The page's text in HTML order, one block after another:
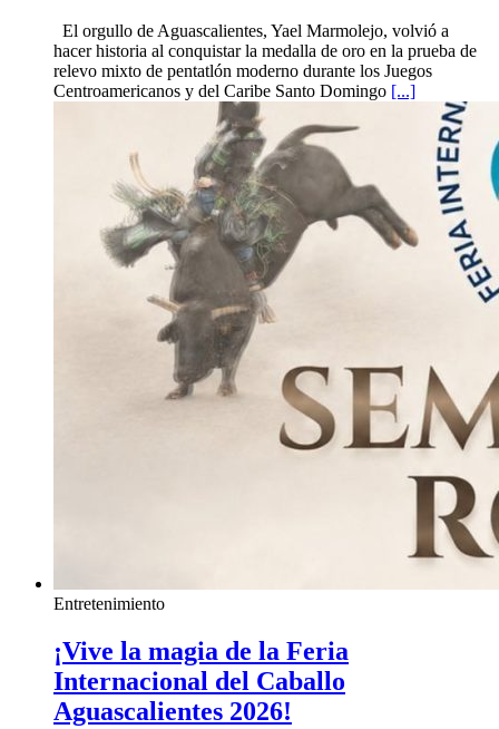
El orgullo de Aguascalientes, Yael Marmolejo, volvió a
hacer historia al conquistar la medalla de oro en la prueba de
relevo mixto de pentatlón moderno durante los Juegos
Centroamericanos y del Caribe Santo Domingo [...]
Entretenimiento
¡Vive la magia de la Feria
Internacional del Caballo
Aguascalientes 2026!